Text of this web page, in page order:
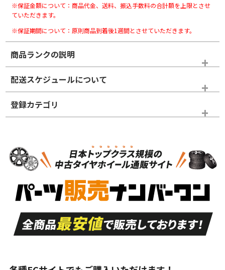
※保証金額について：商品代金、送料、振込手数料の合計額を上限とさせ
ていただきます。
※保証期間について：原則商品到着後1週間とさせていただきます。
商品ランクの説明
※商品ランクは出品者の主観により判断しておりますので、あら
かじめご了承ください。
ホイールランク
S
品）
S
新車外し品（新古
付き
A
走行距離も少なく、
目立つ傷もほとんど
ない中古品
A
走行距離も少なく、
非常に状態の良い中
古品
な中古品
んどない中古品
配送スケジュールについて
登録カテゴリ
スタッドレスタイヤホイールセット